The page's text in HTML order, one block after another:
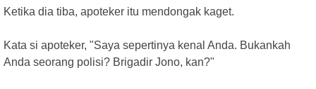
Ketika dia tiba, apoteker itu mendongak kaget.
Kata si apoteker, "Saya sepertinya kenal Anda. Bukankah
Anda seorang polisi? Brigadir Jono, kan?"